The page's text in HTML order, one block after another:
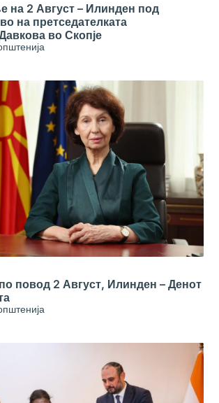
на 2 Август – Илинден под
на претседателката
во Скопје
повод 2 Август, Илинден – Денот